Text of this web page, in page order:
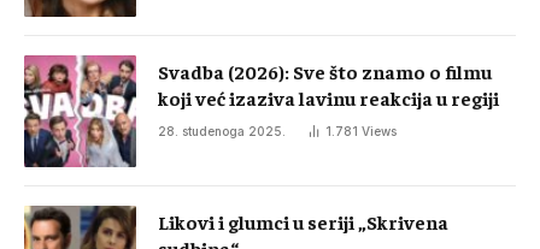
Svadba (2026): Sve što znamo o filmu
koji već izaziva lavinu reakcija u regiji
28. studenoga 2025. 1.781 Views
Likovi i glumci u seriji „Skrivena